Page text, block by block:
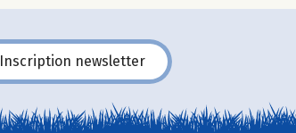
Inscription newsletter